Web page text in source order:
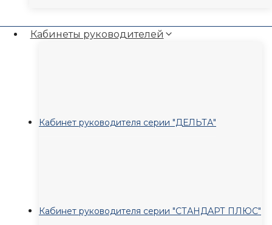
Кабинеты руководителей
Кабинет руководителя серии "ДЕЛЬТА"
Кабинет руководителя серии "СТАНДАРТ ПЛЮС"